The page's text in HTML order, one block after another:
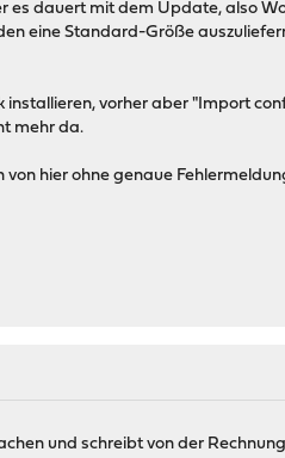
es dauert mit dem Update, also
eine Standard-Größe
installieren, vorher aber "Import
mehr da.
von hier ohne genaue
und schreibt von der